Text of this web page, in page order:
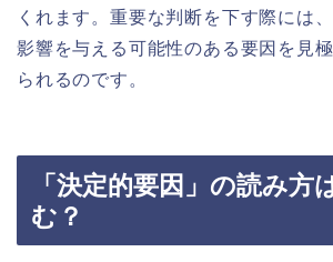
くれます。重要な判断を下す際には
影響を与える可能性のある要因を見
られるのです。
「決定的要因」の読み方
む？